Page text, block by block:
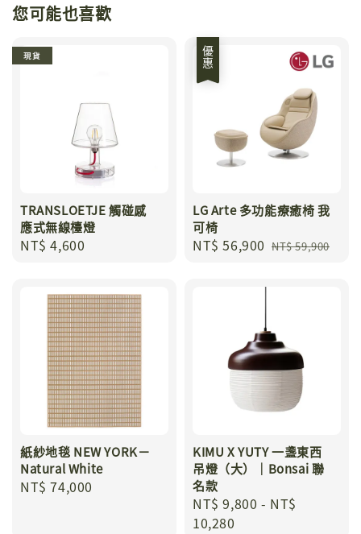
您可能也喜歡
現貨
TRANSLOETJE 觸碰感
應式無線檯燈
Regular
NT$ 4,600
優惠
LG Arte 多功能療癒椅 我
可椅
Sale
NT$ 56,900 Regular
NT$ 59,900
紙紗地毯 NEW YORK－
Natural White
Regular
NT$ 74,000
KIMU X YUTY 一盞東西
吊燈（大）｜Bonsai 聯
名款
Regular
price
NT$ 9,800 - NT$
10,280